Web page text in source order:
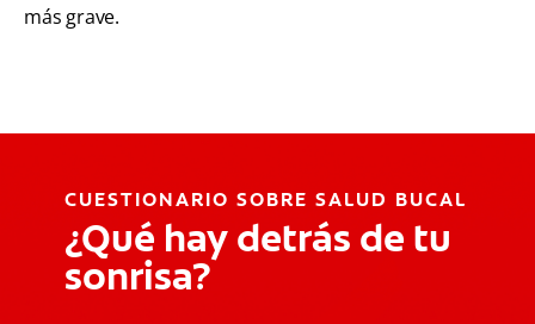
más grave.
CUESTIONARIO SOBRE SALUD BUCAL
¿Qué hay detrás de tu
sonrisa?